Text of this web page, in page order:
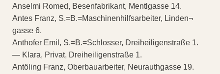
Anselmi Romed, Besenfabrikant, Mentlgasse 14.
Antes Franz, S.=B.=Maschinenhilfsarbeiter, Linden¬
gasse 6.
Anthofer Emil, S.=B.=Schlosser, Dreiheiligenstraße 1.
— Klara, Privat, Dreiheiligenstraße 1.
Antöling Franz, Oberbauarbeiter, Neurauthgasse 19.